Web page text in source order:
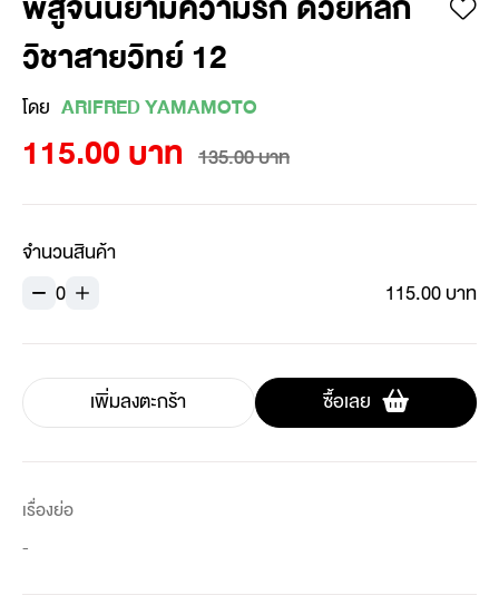
วิชาสายวิทย์ 12
โดย ARIFRED YAMAMOTO
115.00 บาท 135.00 บาท
จำนวนสินค้า
0
115.00 บาท
เพิ่มลงตะกร้า ซื้อเลย
เรื่องย่อ
-